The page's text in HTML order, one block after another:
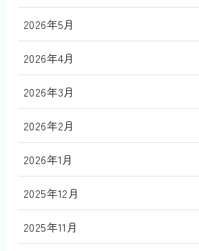
2026年5月
2026年4月
2026年3月
2026年2月
2026年1月
2025年12月
2025年11月